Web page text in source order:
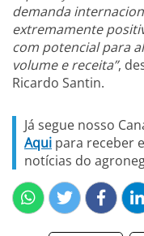
demanda
extremamente
com potencial para
volume e receita”,
Ricardo Santin.
Já segue nosso
Aqui para receber
notícias do